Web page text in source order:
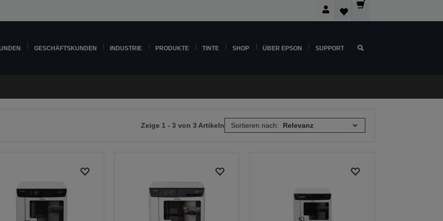
GESCHÄFTSKUNDEN INDUSTRIE PRODUKTE TINTE SHOP ÜBER EPSON SUPPORT
Zeige 1 - 3 von 3 Artikeln Sortieren nach: